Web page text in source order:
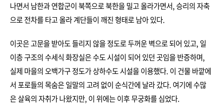
나면서 남한과 연합군이 북쪽으로 북한을 밀고 올라가면서, 승리의 자축
으로 전차를 타고 올라 계단들이 깨진 형태로 남아 있다.
이곳은 고문을 받아도 들리지 않을 정도로 두꺼운 벽으로 되어 있고, 일
이층 구조의 수세식 화장실은 수도 시설이 되어 있던 곳임을 반증하며,
실제 마을의 오백가구 정도가 상하수도 시설을 이용했다. 이 건물 바깥에
서 포로들의 목숨은 일말의 고려 없이 순식간에 날라 갔다. 여기에 수많
은 살육의 자취가 나왔지만, 이 위에는 이후 무궁화를 심었다.